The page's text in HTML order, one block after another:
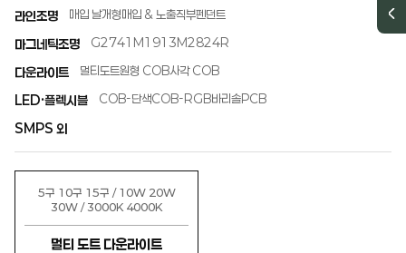
라인조명
매입 날개형매입 & 노출직부펜던트
마그네틱조명 G2741 M1913M2824R
다운라이트 멀티도트원형 COB사각 COB
LED·플렉시블 COB-단색COB-RGB바리솔PCB
SMPS 외
5구 10구 15구 / 10W 20W
30W / 3000K 4000K
멀티 도트 다운라이트